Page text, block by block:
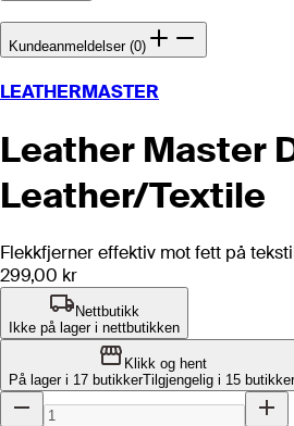
Kundeanmeldelser (0)
LEATHERMASTER
Leather Master
Leather/Textile
Flekkfjerner effektiv mot fett på
299,00 kr
Nettbutikk
Ikke på lager i nettbutikken
Klikk og hent
På lager i 17 butikkerTilgjengelig i 15 butikker